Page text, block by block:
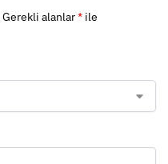
Gerekli alanlar* ile